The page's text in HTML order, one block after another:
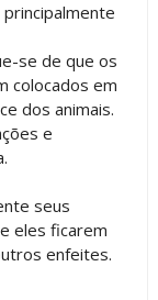
se de que os
colocados em
dos animais.
e
seus
eles ficarem
enfeites.